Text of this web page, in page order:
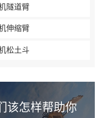
隧道臂
伸缩臂
松土斗
该怎样帮助你